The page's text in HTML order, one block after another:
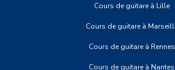
Cours de guitare à Lille
Cours de guitare à
Cours de guitare à Rennes
Cours de guitare à Nantes